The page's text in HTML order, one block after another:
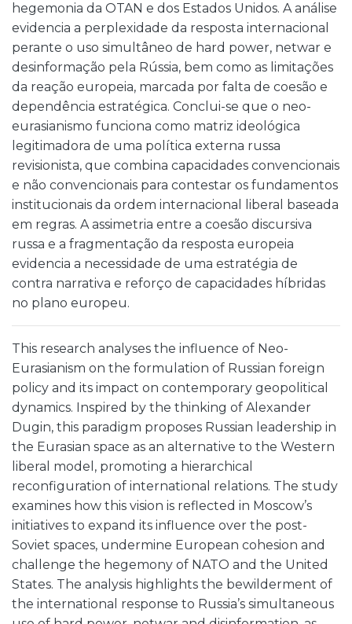
hegemonia da OTAN e dos Estados Unidos. A análise
evidencia a perplexidade da resposta internacional
perante o uso simultâneo de hard power, netwar e
desinformação pela Rússia, bem como as limitações
da reação europeia, marcada por falta de coesão e
dependência estratégica. Conclui-se que o neo-
eurasianismo funciona como matriz ideológica
legitimadora de uma política externa russa
revisionista, que combina capacidades convencionais
e não convencionais para contestar os fundamentos
institucionais da ordem internacional liberal baseada
em regras. A assimetria entre a coesão discursiva
russa e a fragmentação da resposta europeia
evidencia a necessidade de uma estratégia de
contra narrativa e reforço de capacidades híbridas
no plano europeu.
This research analyses the influence of Neo-
Eurasianism on the formulation of Russian foreign
policy and its impact on contemporary geopolitical
dynamics. Inspired by the thinking of Alexander
Dugin, this paradigm proposes Russian leadership in
the Eurasian space as an alternative to the Western
liberal model, promoting a hierarchical
reconfiguration of international relations. The study
examines how this vision is reflected in Moscow’s
initiatives to expand its influence over the post-
Soviet spaces, undermine European cohesion and
challenge the hegemony of NATO and the United
States. The analysis highlights the bewilderment of
the international response to Russia’s simultaneous